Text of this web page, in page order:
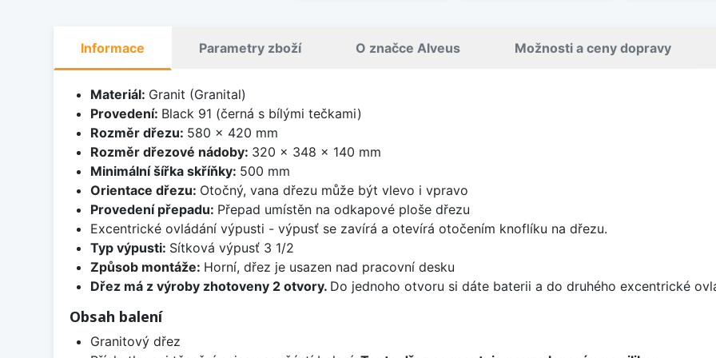
Informace Parametry zboží O značce Alveus Možnosti a ceny dopravy
Materiál: Granit (Granital)
Provedení: Black 91 (černá s bílými tečkami)
Rozměr dřezu: 580 x 420 mm
Rozměr dřezové nádoby: 320 x 348 x 140 mm
Minimální šířka skříňky: 500 mm
Orientace dřezu: Otočný, vana dřezu může být vlevo i vpravo
Provedení přepadu: Přepad umístěn na odkapové ploše dřezu
Excentrické ovládání výpusti - výpusť se zavírá a otevírá otočením knoflíku na dřezu.
Typ výpusti: Sítková výpusť 3 1/2
Způsob montáže: Horní, dřez je usazen nad pracovní desku
Dřez má z výroby zhotoveny 2 otvory. Do jednoho otvoru si dáte baterii a do druhého excentrické
Obsah balení
Granitový dřez